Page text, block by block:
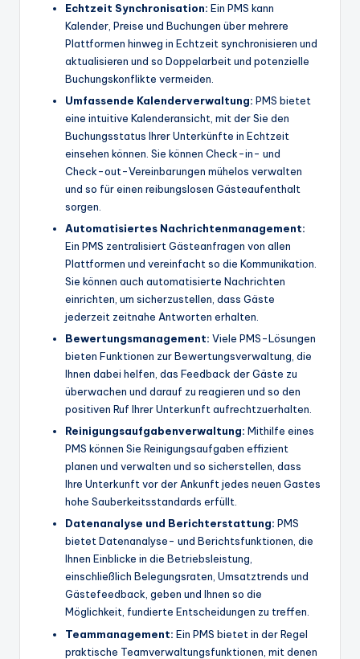
Echtzeit Synchronisation: Ein PMS kann
Kalender, Preise und Buchungen über mehrere
Plattformen hinweg in Echtzeit synchronisieren und
aktualisieren und so Doppelarbeit und potenzielle
Buchungskonflikte vermeiden.
Umfassende Kalenderverwaltung: PMS bietet
eine intuitive Kalenderansicht, mit der Sie den
Buchungsstatus Ihrer Unterkünfte in Echtzeit
einsehen können. Sie können Check-in- und
Check-out-Vereinbarungen mühelos verwalten
und so für einen reibungslosen Gästeaufenthalt
sorgen.
Automatisiertes Nachrichtenmanagement:
Ein PMS zentralisiert Gästeanfragen von allen
Plattformen und vereinfacht so die Kommunikation.
Sie können auch automatisierte Nachrichten
einrichten, um sicherzustellen, dass Gäste
jederzeit zeitnahe Antworten erhalten.
Bewertungsmanagement: Viele PMS-Lösungen
bieten Funktionen zur Bewertungsverwaltung, die
Ihnen dabei helfen, das Feedback der Gäste zu
überwachen und darauf zu reagieren und so den
positiven Ruf Ihrer Unterkunft aufrechtzuerhalten.
Reinigungsaufgabenverwaltung: Mithilfe eines
PMS können Sie Reinigungsaufgaben effizient
planen und verwalten und so sicherstellen, dass
Ihre Unterkunft vor der Ankunft jedes neuen Gastes
hohe Sauberkeitsstandards erfüllt.
Datenanalyse und Berichterstattung: PMS
bietet Datenanalyse- und Berichtsfunktionen, die
Ihnen Einblicke in die Betriebsleistung,
einschließlich Belegungsraten, Umsatztrends und
Gästefeedback, geben und Ihnen so die
Möglichkeit, fundierte Entscheidungen zu treffen.
Teammanagement: Ein PMS bietet in der Regel
praktische Teamverwaltungsfunktionen, mit denen